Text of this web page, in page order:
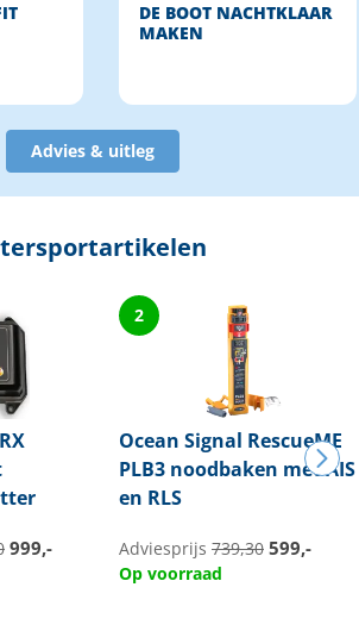
DE BOOT NACHTKLAAR
MAKEN
Advies & uitleg
999,-
Ocean Signal RescueME
PLB3 noodbaken met AIS
en RLS
Adviesprijs 739,30 599,-
Op voorraad